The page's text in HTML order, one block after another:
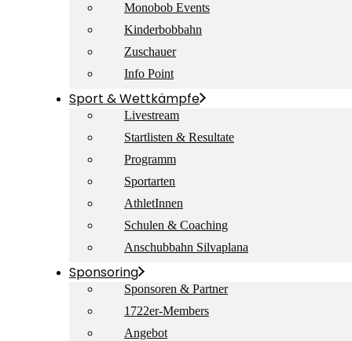
Monobob Events
Kinderbobbahn
Zuschauer
Info Point
Sport & Wettkämpfe
Livestream
Startlisten & Resultate
Programm
Sportarten
AthletInnen
Schulen & Coaching
Anschubbahn Silvaplana
Sponsoring
Sponsoren & Partner
1722er-Members
Angebot